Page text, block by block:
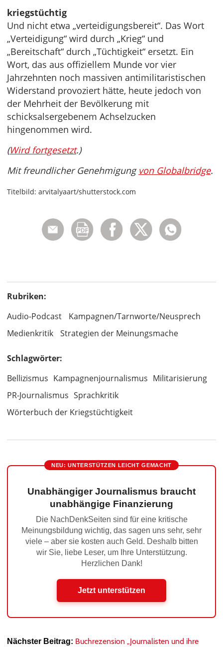
kriegstüchtig
Und nicht etwa „verteidigungsbereit“. Das Wort
„Verteidigung“ wird durch „Krieg“ und
„Bereitschaft“ durch „Tüchtigkeit“ ersetzt. Ein
Wort, das aus offiziellem Munde vor vier
Jahrzehnten noch massiven antimilitaristischen
Widerstand provoziert hätte, heute jedoch von
der Mehrheit der Bevölkerung mit
schicksalsergebenem Achselzucken
hingenommen wird.
(Wird fortgesetzt.)
Mit freundlicher Genehmigung von Globalbridge.
Titelbild: arvitalyaart/shutterstock.com
Rubriken:
Audio-Podcast
Kampagnen/Tarnworte/Neusprech
Medienkritik
Strategien der Meinungsmache
Schlagwörter:
Bellizismus Kampagnenjournalismus Militarisierung
PR-Journalismus Sprachkritik
Wörterbuch der Kriegstüchtigkeit
NEU: UNTERSTÜTZEN LEICHT GEMACHT
Unabhängiger Journalismus braucht
unabhängige Finanzierung
Die NachDenkSeiten sind für eine kritische
Meinungsbildung wichtig, das sagen uns sehr, sehr
viele – aber sie kosten auch Geld. Deshalb bitten
wir Sie, liebe Leser, um Ihre Unterstützung.
Herzlichen Dank!
Jetzt unterstützen
Nächster Beitrag: Buchrezension „Journalisten und ihre